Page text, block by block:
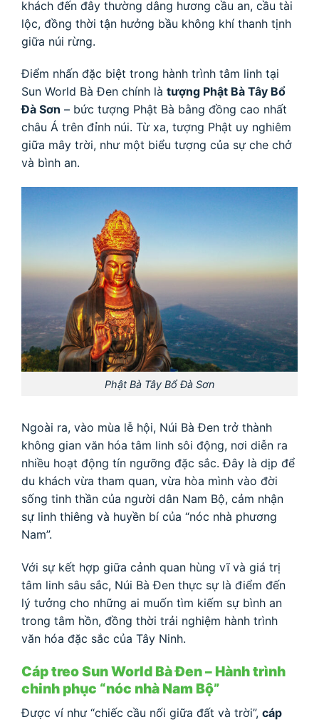
khách đến đây thường dâng hương cầu an, cầu tài
lộc, đồng thời tận hưởng bầu không khí thanh tịnh
giữa núi rừng.
Điểm nhấn đặc biệt trong hành trình tâm linh tại
Sun World Bà Đen chính là tượng Phật Bà Tây Bổ
Đà Sơn – bức tượng Phật Bà bằng đồng cao nhất
châu Á trên đỉnh núi. Từ xa, tượng Phật uy nghiêm
giữa mây trời, như một biểu tượng của sự che chở
và bình an.
Phật Bà Tây Bổ Đà Sơn
Ngoài ra, vào mùa lễ hội, Núi Bà Đen trở thành
không gian văn hóa tâm linh sôi động, nơi diễn ra
nhiều hoạt động tín ngưỡng đặc sắc. Đây là dịp để
du khách vừa tham quan, vừa hòa mình vào đời
sống tinh thần của người dân Nam Bộ, cảm nhận
sự linh thiêng và huyền bí của “nóc nhà phương
Nam”.
Với sự kết hợp giữa cảnh quan hùng vĩ và giá trị
tâm linh sâu sắc, Núi Bà Đen thực sự là điểm đến
lý tưởng cho những ai muốn tìm kiếm sự bình an
trong tâm hồn, đồng thời trải nghiệm hành trình
văn hóa đặc sắc của Tây Ninh.
Cáp treo Sun World Bà Đen – Hành trình
chinh phục “nóc nhà Nam Bộ”
Được ví như “chiếc cầu nối giữa đất và trời”, cáp